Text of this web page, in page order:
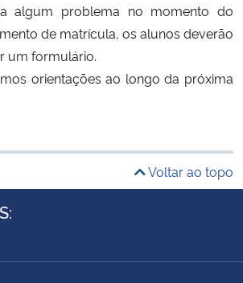
algum problema no momento do
de matrícula, os alunos deverão
um formulário.
orientações ao longo da próxima
Voltar ao topo